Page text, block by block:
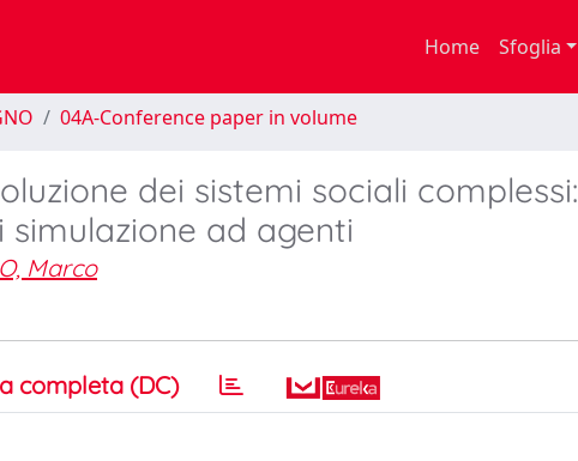
Home Sfoglia
04A-Conference paper in volume
dei sistemi sociali complessi:
simulazione ad agenti
Marco
completa (DC)